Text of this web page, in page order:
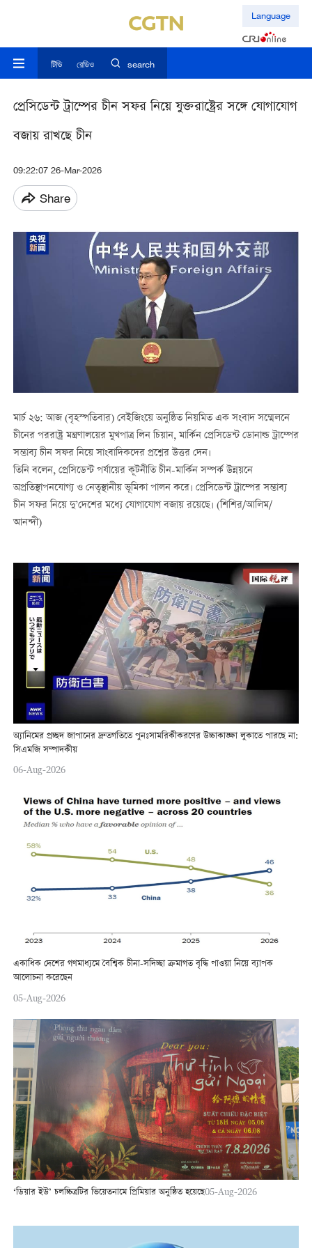
Language
টিভি রেডিও search
প্রেসিডেন্ট ট্রাম্পের চীন সফর নিয়ে যুক্তরাষ্ট্রের সঙ্গে যোগাযোগ
বজায় রাখছে চীন
09:22:07 26-Mar-2026
Share
মার্চ ২৬: আজ (বৃহস্পতিবার) বেইজিংয়ে অনুষ্ঠিত নিয়মিত এক সংবাদ সম্মেলনে
চীনের পররাষ্ট্র মন্ত্রণালয়ের মুখপাত্র লিন চিয়ান, মার্কিন প্রেসিডেন্ট ডোনাল্ড ট্রাম্পের
সম্ভাব্য চীন সফর নিয়ে সাংবাদিকদের প্রশ্নের উত্তর দেন।
তিনি বলেন, প্রেসিডেন্ট পর্যায়ের কূটনীতি চীন-মার্কিন সম্পর্ক উন্নয়নে
অপ্রতিস্থাপনযোগ্য ও নেতৃস্থানীয় ভূমিকা পালন করে। প্রেসিডেন্ট ট্রাম্পের সম্ভাব্য
চীন সফর নিয়ে দু’দেশের মধ্যে যোগাযোগ বজায় রয়েছে। (শিশির/আলিম/
আনন্দী)
অ্যানিমের প্রচ্ছদ জাপানের দ্রুতগতিতে পুনঃসামরিকীকরণের উচ্চাকাঙ্ক্ষা লুকাতে পারছে না:
সিএমজি সম্পাদকীয়
06-Aug-2026
একাধিক দেশের গণমাধ্যমে বৈশ্বিক চীনা-সদিচ্ছা ক্রমাগত বৃদ্ধি পাওয়া নিয়ে ব্যাপক
আলোচনা করেছেন
05-Aug-2026
‘ডিয়ার ইউ’ চলচ্চিত্রটির ভিয়েতনামে প্রিমিয়ার অনুষ্ঠিত হয়েছে05-Aug-2026